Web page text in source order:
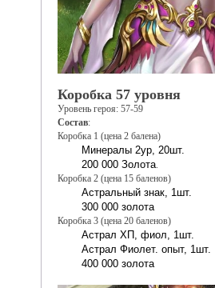
Коробка 57 уровня
Уровень героя: 57-59
Состав:
Коробка 1 (цена 2 балена)
Минералы 2ур, 20шт.
200 000 Золота.
Коробка 2 (цена 15 баленов)
Астральный знак, 1шт.
300 000 золота
Коробка 3 (цена 20 баленов)
Астрал ХП, фиол, 1шт.
Астрал Фиолет. опыт, 1шт.
400 000 золота